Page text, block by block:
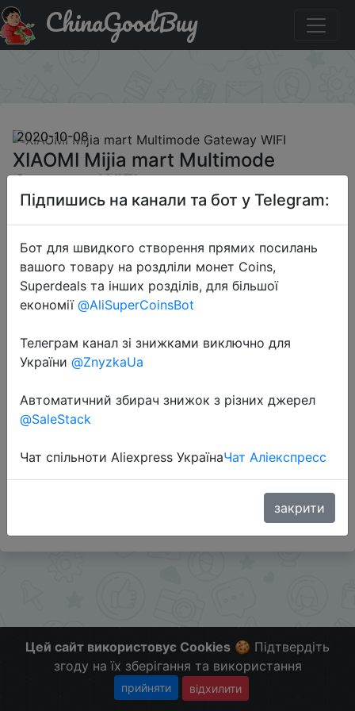
Промокод на знижку BGOCFR599 XIAOMI Mijia mart
Multimode Gateway WIFI
ChinaGoodBuy
2020-10-08
XIAOMI Mijia mart Multimode
Gateway WIFI
$23.99
Промокод:"BGOCFR599"
Слідкуйте за знижками на мобільному, в телеграм
Цей сайт використовує Cookies 🍪 Підтвердіть
згоду на їх зберігання та використання
прийняти відхилити
Підпишись на канали та бот у Telegram:
Бот для швидкого створення прямих посилань
вашого товару на роздліли монет Coins,
Superdeals та інших розділів, для більшої
економії @AliSuperCoinsBot
Телеграм канал зі знижками виключно для
України @ZnyzkaUa
Автоматичний збирач знижок з різних джерел
@SaleStack
Чат спільноти Aliexpress УкраїнаЧат Аліекспресс
закрити